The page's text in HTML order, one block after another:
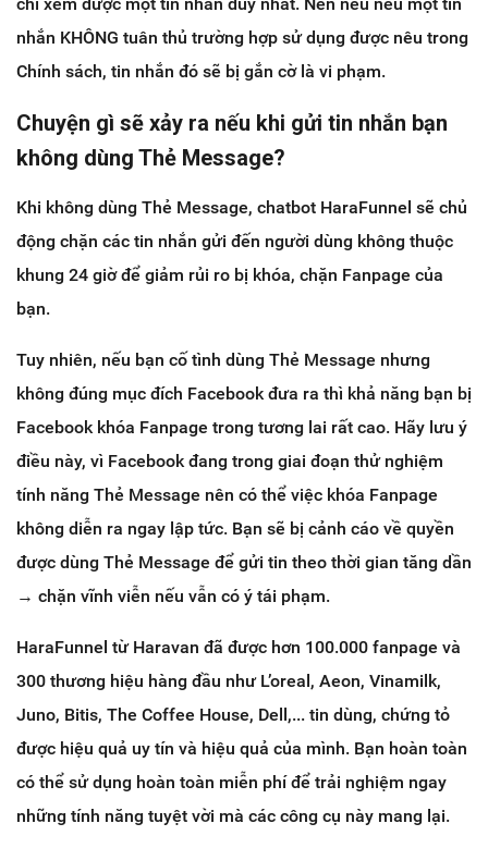
nhắn KHÔNG tuân thủ trường hợp sử dụng được nêu trong
Chính sách, tin nhắn đó sẽ bị gắn cờ là vi phạm.
Chuyện gì sẽ xảy ra nếu khi gửi tin nhắn bạn
không dùng Thẻ Message?
Khi không dùng Thẻ Message, chatbot HaraFunnel sẽ chủ
động chặn các tin nhắn gửi đến người dùng không thuộc
khung 24 giờ để giảm rủi ro bị khóa, chặn Fanpage của
bạn.
Tuy nhiên, nếu bạn cố tình dùng Thẻ Message nhưng
không đúng mục đích Facebook đưa ra thì khả năng bạn bị
Facebook khóa Fanpage trong tương lai rất cao. Hãy lưu ý
điều này, vì Facebook đang trong giai đoạn thử nghiệm
tính năng Thẻ Message nên có thể việc khóa Fanpage
không diễn ra ngay lập tức. Bạn sẽ bị cảnh cáo về quyền
được dùng Thẻ Message để gửi tin theo thời gian tăng dần
→ chặn vĩnh viễn nếu vẫn có ý tái phạm.
HaraFunnel từ Haravan đã được hơn 100.000 fanpage và
300 thương hiệu hàng đầu như L’oreal, Aeon, Vinamilk,
Juno, Bitis, The Coffee House, Dell,... tin dùng, chứng tỏ
được hiệu quả uy tín và hiệu quả của mình. Bạn hoàn toàn
có thể sử dụng hoàn toàn miễn phí để trải nghiệm ngay
những tính năng tuyệt vời mà các công cụ này mang lại.